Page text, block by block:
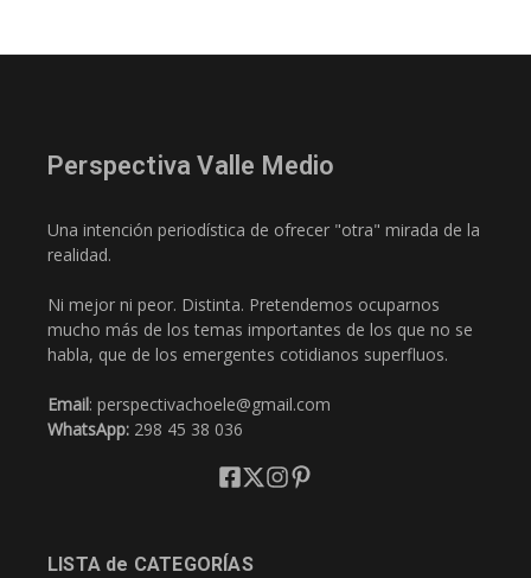
Perspectiva Valle Medio
Una intención periodística de ofrecer "otra" mirada de la
realidad.
Ni mejor ni peor. Distinta. Pretendemos ocuparnos
mucho más de los temas importantes de los que no se
habla, que de los emergentes cotidianos superfluos.
Email: perspectivachoele@gmail.com
WhatsApp: 298 45 38 036
LISTA de CATEGORÍAS